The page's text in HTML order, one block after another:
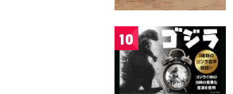
10